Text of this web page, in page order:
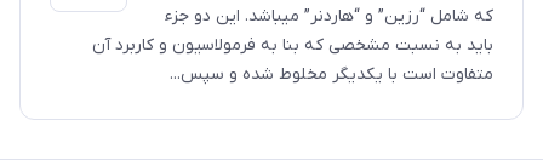
که شامل “رزین” و “هاردنر” میباشد. این دو جزء
باید به نسبت مشخصی که بنا به فرمولاسیون و کاربرد آن
متفاوت است با یکدیگر مخلوط شده و سپس...